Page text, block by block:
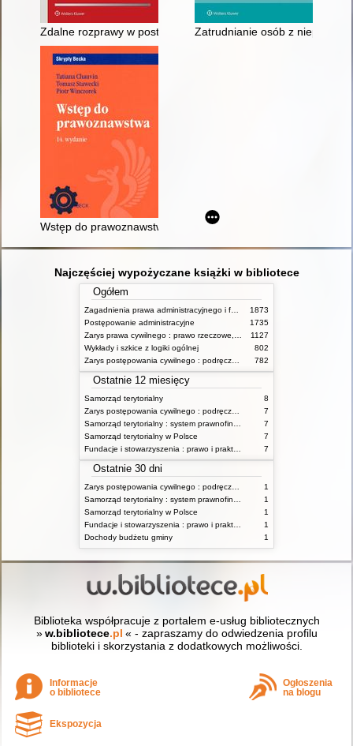
Zdalne rozprawy w postępowaniu cywilnym
Zatrudnianie osób z
Wstęp do prawoznawstwa
Najczęściej wypożyczane książki w bibliotece
Ogółem
1873
Postępowanie administracyjne
1735
1127
Wykłady i szkice z logiki ogólnej
802
782
Ostatnie 12 miesięcy
Samorząd terytorialny
8
7
7
Samorząd terytorialny w Polsce
7
7
Ostatnie 30 dni
1
1
Samorząd terytorialny w Polsce
1
1
Dochody budżetu gminy
1
Biblioteka współpracuje z portalem e-usług bibliotecznych
» w.bibliotece.pl « - zapraszamy do odwiedzenia profilu
biblioteki i skorzystania z dodatkowych możliwości.
Informacje
o bibliotece
Ogłoszenia
na blogu
Ekspozycja